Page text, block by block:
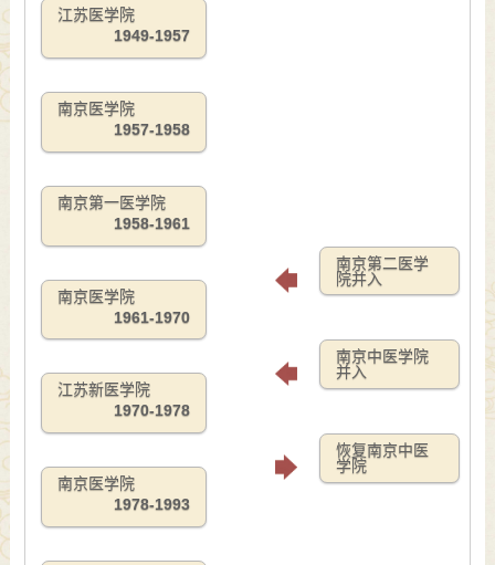
江苏医学院
1949-1957
南京医学院
1957-1958
南京第一医学院
1958-1961
南京第二医学
院并入
南京医学院
1961-1970
南京中医学院
并入
江苏新医学院
1970-1978
恢复南京中医
学院
南京医学院
1978-1993